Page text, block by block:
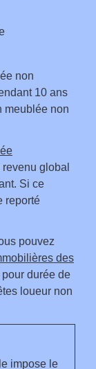
non
10 ans
meublée non
global
Si ce
reporté
pouvez
des
durée de
loueur non
impose le